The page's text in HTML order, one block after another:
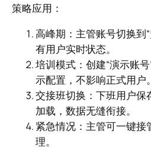
策略应用：
高峰期：主管账号切换到
有用户实时状态。
培训模式：创建“演示账
示配置，不影响正式用户。
交接班切换：下班用户保
加载，数据无缝衔接。
紧急情况：主管可一键接
理。